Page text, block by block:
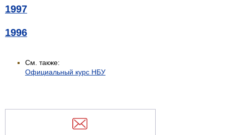
1997
1996
См. также:
Официальный курс НБУ